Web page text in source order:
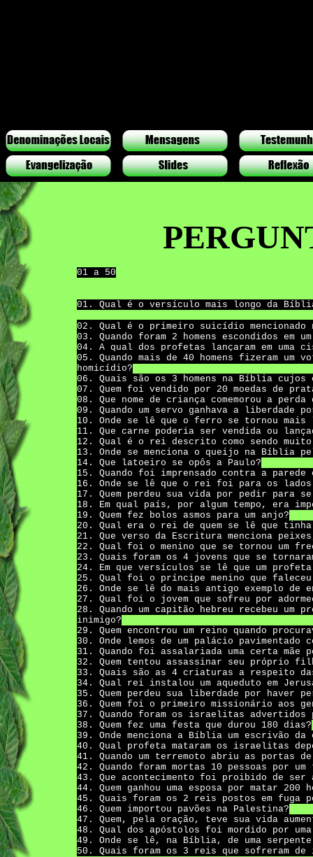
01 a 50
01. Qual é o versículo mais longo da
02. Qual é o primeiro suicídio mencionado
03. Quando foram 2 homens escondidos em
04. A qual dos profetas lançaram em uma
05. Quando mais de 40 homens fizeram um
homicídio?
06. Quais são os 3 homens na Bíblia cujos
07. Quem foi vendido por 20 moedas de
08. Que nome de criança comemorou a
09. Quando um servo ganhava a liberdade
10. Onde se lê que o ferro se tornou mais
11. Que carne poderia ser vendida ou
12. Qual é o rei descrito como sendo
13. Onde se menciona o queijo na Bíblia
14. Que latoeiro se opôs a Paulo?
15. Quando foi imprensado contra a parede
16. Onde se lê que o rei foi para os lados
17. Quem perdeu sua vida por pedir para
18. Em qual país, por algum tempo, era
19. Quem fez bolos asmos para um anjo?
20. Qual era o rei de quem se lê que tinha
21. Que verso da Escritura menciona
22. Qual foi o menino que se tornou um
23. Quais foram os 4 jovens que se
24. Em que versículos se lê que um
25. Qual foi o príncipe menino que
26. Onde se lê do mais antigo exemplo de
27. Qual foi o jovem que sofreu por
28. Quando um capitão hebreu recebeu
inimigo?
29. Quem encontrou um reino quando
30. Onde lemos de um palácio
31. Quando foi assalariada uma certa
32. Quem tentou assassinar seu próprio
33. Quais são as 4 criaturas a respeito
34. Qual rei instalou um aqueduto em
35. Quem perdeu sua liberdade por haver
36. Quem foi o primeiro missionário aos
37. Quando foram os israelitas advertidos
38. Quem fez uma festa que durou 180 dias?
39. Onde menciona a Bíblia um escrivão da
40. Qual profeta mataram os israelitas
41. Quando um terremoto abriu as portas
42. Quando foram mortas 10 pessoas por um
43. Que acontecimento foi proibido de ser
44. Quem ganhou uma esposa por matar 200
45. Quais foram os 2 reis postos em fuga
46. Quem importou pavões na Palestina?
47. Quem, pela oração, teve sua vida
48. Qual dos apóstolos foi mordido por uma
49. Onde se lê, na Bíblia, de uma serpente
50. Quais foram os 3 reis que sofreram de